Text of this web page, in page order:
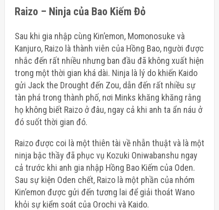
Raizo – Ninja của Bao Kiếm Đỏ
Sau khi gia nhập cùng Kin’emon, Momonosuke và
Kanjuro, Raizo là thành viên của Hồng Bao, người được
nhắc đến rất nhiều nhưng ban đầu đã không xuất hiện
trong một thời gian khá dài. Ninja là lý do khiến Kaido
gửi Jack the Drought đến Zou, dẫn đến rất nhiều sự
tàn phá trong thành phố, nơi Minks khăng khăng rằng
họ không biết Raizo ở đâu, ngay cả khi anh ta ẩn náu ở
đó suốt thời gian đó.
Raizo được coi là một thiên tài về nhẫn thuật và là một
ninja bậc thầy đã phục vụ Kozuki Oniwabanshu ngay
cả trước khi anh gia nhập Hồng Bao Kiếm của Oden.
Sau sự kiện Oden chết, Raizo là một phần của nhóm
Kin’emon được gửi đến tương lai để giải thoát Wano
khỏi sự kiểm soát của Orochi và Kaido.